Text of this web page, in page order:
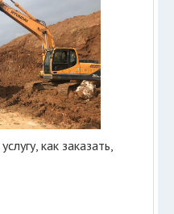
как заказать,